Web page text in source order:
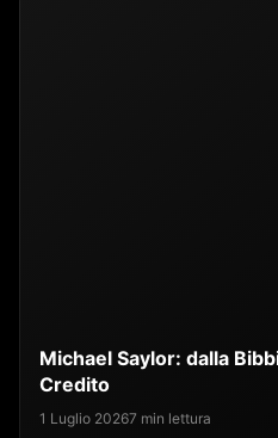
Michael Saylor: dalla
Credito
1 Luglio 20267 min lettura